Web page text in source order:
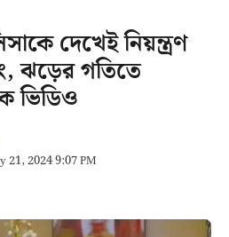
দেখেই নিয়ন্ত্রণ
ঝড়ের গতিতে
ভিডিও
21, 2024 9:07 PM